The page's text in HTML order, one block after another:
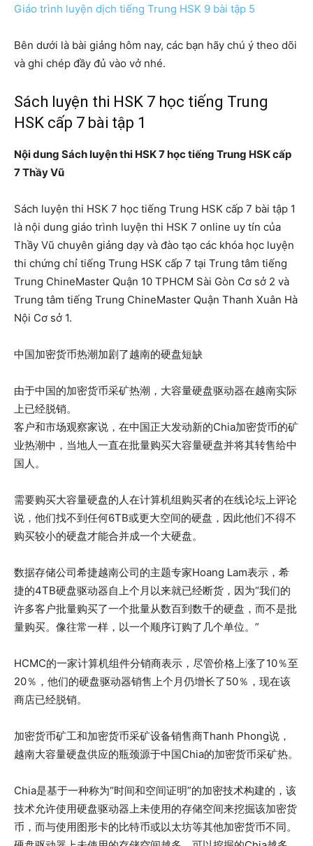
Giáo trình luyện dịch tiếng Trung HSK 9 bài tập 5
Bên dưới là bài giảng hôm nay, các bạn hãy chú ý theo dõi
và ghi chép đầy đủ vào vở nhé.
Sách luyện thi HSK 7 học tiếng Trung
HSK cấp 7 bài tập 1
Nội dung Sách luyện thi HSK 7 học tiếng Trung HSK cấp
7 Thầy Vũ
Sách luyện thi HSK 7 học tiếng Trung HSK cấp 7 bài tập 1
là nội dung giáo trình luyện thi HSK 7 online uy tín của
Thầy Vũ chuyên giảng dạy và đào tạo các khóa học luyện
thi chứng chỉ tiếng Trung HSK cấp 7 tại Trung tâm tiếng
Trung ChineMaster Quận 10 TPHCM Sài Gòn Cơ sở 2 và
Trung tâm tiếng Trung ChineMaster Quận Thanh Xuân Hà
Nội Cơ sở 1.
中国加密货币热潮加剧了越南的硬盘短缺
由于中国的加密货币采矿热潮，大容量硬盘驱动器在越南实际
上已经脱销。
客户和市场观察家说，在中国正大发动新的Chia加密货币的矿
业热潮中，当地人一直在批量购买大容量硬盘并将其转售给中
国人。
需要购买大容量硬盘的人在计算机组购买者的在线论坛上评论
说，他们找不到任何6TB或更大空间的硬盘，因此他们不得不
购买较小的硬盘才能合并成一个大硬盘。
数据存储公司希捷越南公司的主题专家Hoang Lam表示，希
捷的4TB硬盘驱动器自上个月以来就已经断货，因为“我们的
许多客户批量购买了一个批量从数百到数千的硬盘，而不是批
量购买。像往常一样，以一个顺序订购了几个单位。”
HCMC的一家计算机组件分销商表示，尽管价格上涨了10％至
20％，他们的硬盘驱动器销售上个月仍增长了50％，现在该
商店已经脱销。
加密货币矿工和加密货币采矿设备销售商Thanh Phong说，
越南大容量硬盘供应的瓶颈源于中国Chia的加密货币采矿热。
Chia是基于一种称为“时间和空间证明”的加密技术构建的，该
技术允许使用硬盘驱动器上未使用的存储空间来挖掘该加密货
币，而与使用图形卡的比特币或以太坊等其他加密货币不同。